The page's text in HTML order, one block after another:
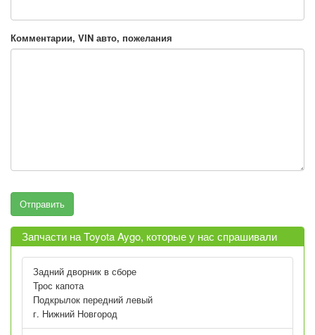
Комментарии, VIN авто, пожелания
Запчасти на Toyota Aygo, которые у нас спрашивали
Задний дворник в сборе
Трос капота
Подкрылок передний левый
г. Нижний Новгород